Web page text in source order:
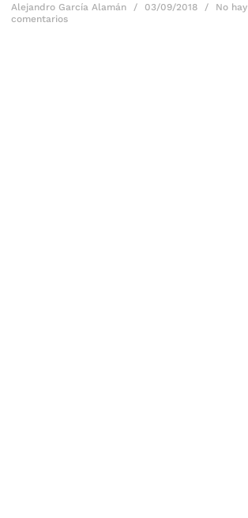
Alejandro García Alamán 03/09/2018
No hay
comentarios